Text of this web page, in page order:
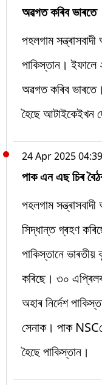
অৱগত কৰিব ভাৰতে
পহলগাম
পাকিস্তান।
অৱগত কৰিব
হৈছে আটাইকেইখন
24 Apr 2025
পাক এন এছ চিৰ
পহলগাম
সিদ্ধান্ত গ্ৰহণ
পাকিস্তানে
কৰিছে। ৩০
অহাৰ নিৰ্দেশ
সেনাক। পাক
হৈছে পাকিস্তান।